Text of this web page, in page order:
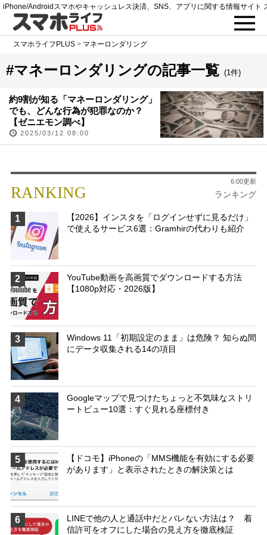
iPhone/Androidスマホやキャッシュレス決済、SNS、アプリに関する情報サイト
スマホライフPLUS > マネーロンダリング
#マネーロンダリングの記事一覧 (1件)
約9割が知る「マネーロンダリング」
でも、どんな行為が犯罪なのか？
【ゼニエモン調べ】
2025/03/12 08:00
RANKING ランキング
6:00更新
1
【2026】インスタを「ログインせずに見るだけ」
で使えるサービス6選：Gramhirの代わりも紹介
2
YouTube動画を高画質でダウンロードする方法
【1080p対応・2026版】
3
Windows 11「初期設定のまま」は危険？ 知らぬ間
にデータ収集される14の項目
4
Googleマップで見つけたちょっと不気味なストリ
ートビュー10選：すぐ見れる座標付き
5
【ドコモ】iPhoneの「MMS機能を有効にする必要
があります」と表示されたときの解決策とは
6
LINEで他の人と通話中だとバレない方法は？ 着
信許可をオフにした場合の見え方を徹底検証